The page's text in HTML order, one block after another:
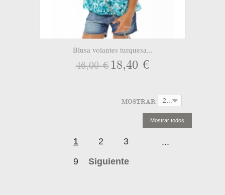
Blusa volantes turquesa...
46,00 € 18,40 €
MOSTRAR 24
1 2 3
...
9
Siguiente